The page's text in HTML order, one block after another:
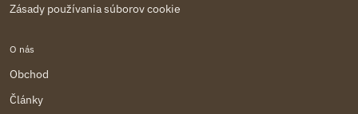
Zásady používania súborov cookie
O nás
Obchod
Články